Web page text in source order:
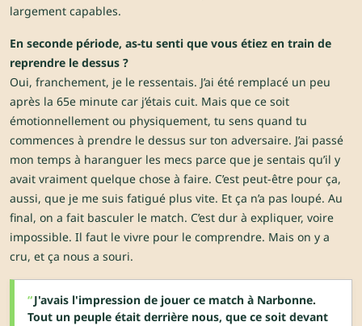
largement capables.
En seconde période, as-tu senti que vous étiez en train de
reprendre le dessus ?
Oui, franchement, je le ressentais. J’ai été remplacé un peu
après la 65e minute car j’étais cuit. Mais que ce soit
émotionnellement ou physiquement, tu sens quand tu
commences à prendre le dessus sur ton adversaire. J’ai passé
mon temps à haranguer les mecs parce que je sentais qu’il y
avait vraiment quelque chose à faire. C’est peut-être pour ça,
aussi, que je me suis fatigué plus vite. Et ça n’a pas loupé. Au
final, on a fait basculer le match. C’est dur à expliquer, voire
impossible. Il faut le vivre pour le comprendre. Mais on y a
cru, et ça nous a souri.
J'avais l'impression de jouer ce match à Narbonne.
Tout un peuple était derrière nous, que ce soit devant